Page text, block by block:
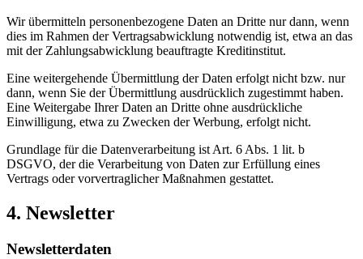
Wir übermitteln personenbezogene Daten an Dritte nur dann, wenn
dies im Rahmen der Vertragsabwicklung notwendig ist, etwa an das
mit der Zahlungsabwicklung beauftragte Kreditinstitut.
Eine weitergehende Übermittlung der Daten erfolgt nicht bzw. nur
dann, wenn Sie der Übermittlung ausdrücklich zugestimmt haben.
Eine Weitergabe Ihrer Daten an Dritte ohne ausdrückliche
Einwilligung, etwa zu Zwecken der Werbung, erfolgt nicht.
Grundlage für die Datenverarbeitung ist Art. 6 Abs. 1 lit. b
DSGVO, der die Verarbeitung von Daten zur Erfüllung eines
Vertrags oder vorvertraglicher Maßnahmen gestattet.
4. Newsletter
Newsletterdaten